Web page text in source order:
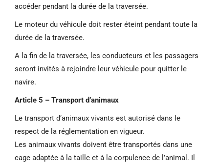
accéder pendant la durée de la traversée.
Le moteur du véhicule doit rester éteint pendant toute la
durée de la traversée.
A la fin de la traversée, les conducteurs et les passagers
seront invités à rejoindre leur véhicule pour quitter le
navire.
Article 5 – Transport d’animaux
Le transport d’animaux vivants est autorisé dans le
respect de la réglementation en vigueur.
Les animaux vivants doivent être transportés dans une
cage adaptée à la taille et à la corpulence de l’animal. Il